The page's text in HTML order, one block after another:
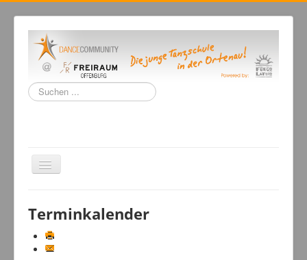
Suchen
...
Navigation
an/aus
Tanzschule
Kursangebot
Terminkalender